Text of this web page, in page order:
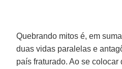
Quebrando mitos é, em
duas vidas paralelas e
país fraturado. Ao se colocar